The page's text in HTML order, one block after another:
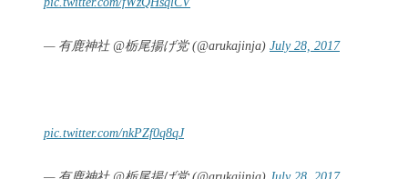
— 有鹿神社 @栃尾揚げ党 (@arukajinja) July 28, 2017
pic.twitter.com/nkPZf0q8qJ